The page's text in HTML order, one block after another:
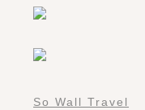
So Wall Travel